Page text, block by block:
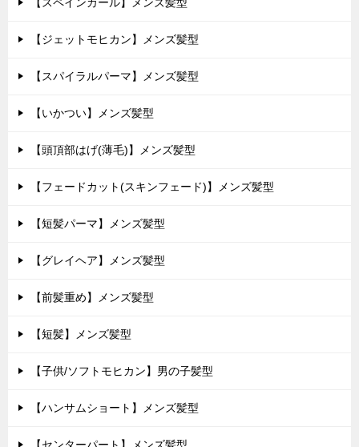
【ジェットモヒカン】メンズ髪型
【スパイラルパーマ】メンズ髪型
【いかつい】メンズ髪型
【頭頂部はげ(薄毛)】メンズ髪型
【フェードカット(スキンフェード)】メンズ髪型
【短髪パーマ】メンズ髪型
【グレイヘア】メンズ髪型
【前髪重め】メンズ髪型
【短髪】メンズ髪型
【子供/ソフトモヒカン】男の子髪型
【ハンサムショート】メンズ髪型
【センターパート】メンズ髪型